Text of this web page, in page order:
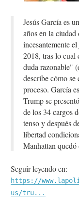
Jesús García es
años en la
incesantemente
2018, tras lo
duda razonable"
describe cómo
proceso. García
Trump se
de los 34 cargos
tenso y después
libertad
Manhattan
Seguir leyendo en:
https://
us/tru...